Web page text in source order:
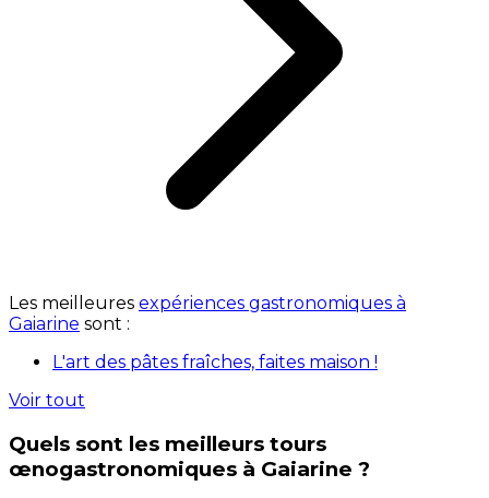
Les meilleures expériences gastronomiques à
Gaiarine sont :
L'art des pâtes fraîches, faites maison !
Voir tout
Quels sont les meilleurs tours
œnogastronomiques à Gaiarine ?